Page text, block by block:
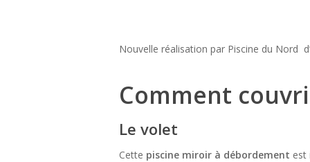
Nouvelle réalisation par Piscine du Nord
Comment
Le volet
Cette piscine miroir à débordement est